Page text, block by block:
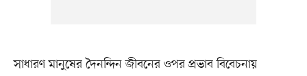
সাধারণ মানুষের দৈনন্দিন জীবনের ওপর প্রভাব বিবেচনায়